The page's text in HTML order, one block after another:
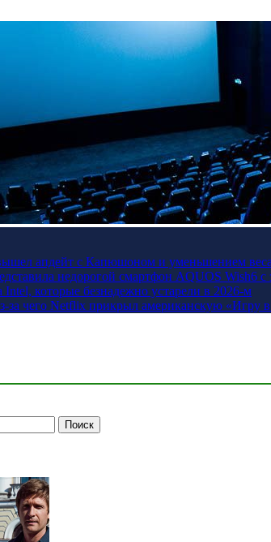
апдейт с Капюшоном и уменьшением
недорогой смартфон AQUOS Wish6 с
Intel, которые безнадежно устарели в 2026-м
за чего Netflix прикрыл американскую «Игру в